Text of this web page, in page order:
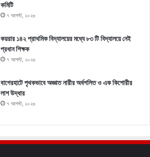
কমিটি
৭ আগস্ট, ২০২৬
কয়রার ১৪২ প্রাথমিক বিদ্যালয়ের মধ্যে ৮৩ টি বিদ্যালয়ে নেই
প্রধান শিক্ষক
৭ আগস্ট, ২০২৬
বাগেরহাটে পৃথকভাবে অজ্ঞাত নারীর অর্ধগলিত ও এক কিশোরীর
লাশ উদ্ধার
৭ আগস্ট, ২০২৬